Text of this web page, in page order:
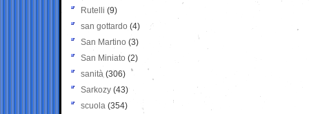
Rutelli (9)
san gottardo (4)
San Martino (3)
San Miniato (2)
sanità (306)
Sarkozy (43)
scuola (354)